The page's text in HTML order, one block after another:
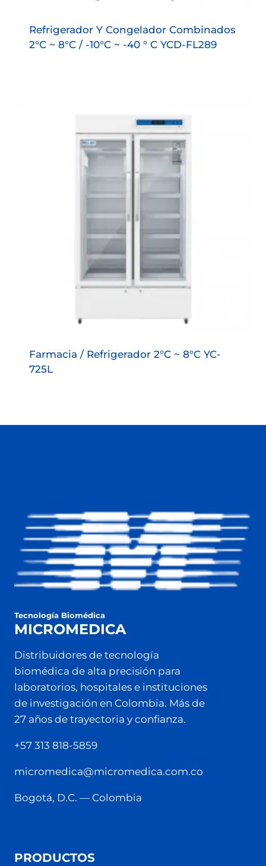
Refrigerador Y Congelador Combinados
2°C ~ 8°C / -10°C ~ -40 ° C YCD-FL289
Farmacia / Refrigerador 2°C ~ 8°C YC-
725L
Tecnología Biomédica
MICROMEDICA
Distribuidores de tecnología
biomédica de alta precisión para
laboratorios, hospitales e instituciones
de investigación en Colombia. Más de
27 años de trayectoria y confianza.
+57 313 818-5859
micromedica@micromedica.com.co
Bogotá, D.C. — Colombia
PRODUCTOS